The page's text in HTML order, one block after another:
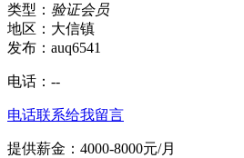
类型： 验证会员
地区：大信镇
发布：auq6541
电话： --
电话联系给我留言
提供薪金：4000-8000元/月